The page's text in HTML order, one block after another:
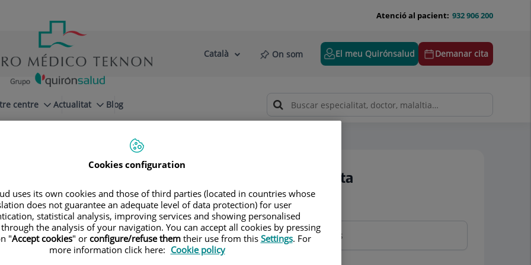
932 906 200
Atenció al pacient:
Selector
Llenguatge
Català On som El meu Quirónsalud Demanar cita
centre Actualitat Blog
Domínguez
Demanar cita
Nom i cognoms
Cookies configuration
uses its own cookies and those of third parties (located in countries whose
does not guarantee an adequate level of data protection) for user
statistical analysis, improving services and showing personalised
the analysis of your navigation. You can accept all cookies by pressing
"Accept cookies" or configure/refuse themtheir use from this Settings. For
more information click here: Cookie policy